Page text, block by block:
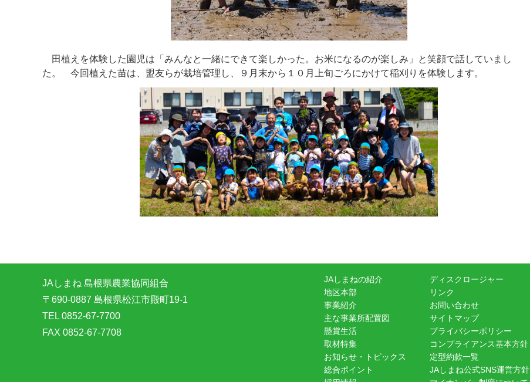
田植えを体験した園児は「みんなと一緒にできて楽しかった。お米になるのが楽しみ」と笑顔で話していまし
た。 今回植えた苗は、盟友らが栽培管理し、９月末から１０月上旬ごろにかけて稲刈りを体験します。
JAしまね 島根県農業協同組合
〒690-0887 島根県松江市殿町19-1
TEL 0852-67-7700
FAX 0852-67-7708
JAしまねの紹介
地区本部
事業紹介
主な事業所配置図
懸賞生活
取材特集
お知らせ・トピックス
総合ポイント
ディスクロージャー
リンク
お問い合わせ
サイトマップ
プライバシーポリシー
コンプライアンス基本方針
定型約款一覧
JAしまね公式SNS運営方針